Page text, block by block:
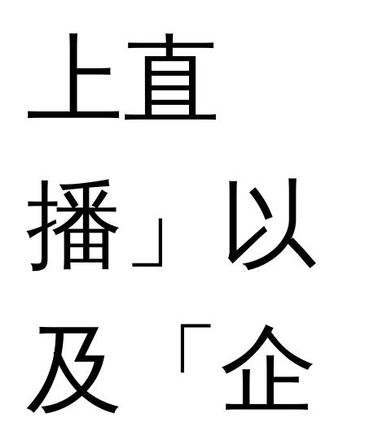
上直
播」以
及「企